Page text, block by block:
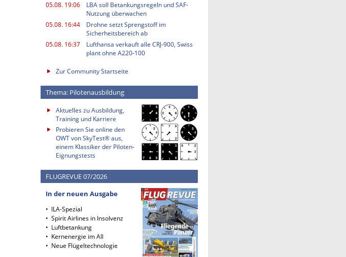
05.08. 19:06
LBA soll Betankungsregeln und SAF-
Nutzung überwachen
05.08. 16:44
Drohne setzt Sprengstoff im
Sicherheitsbereich ab
05.08. 16:37
Lufthansa verkauft alle CRJ-900, Swiss
plant ohne A220-100
Zur Community Startseite
Thema: Pilotenausbildung
Aktuelles zu Ausbildung,
Training und Karriere
Probieren Sie online den
OWT von SkyTest® aus,
einem Klassiker der Piloten-
Eignungstests
FLUGREVUE 07/2026
In der neuen Ausgabe
• ILA-Spezial
• Spirit Airlines in Insolvenz
• Luftbetankung
• Kernenergie im All
• Neue Flügeltechnologie